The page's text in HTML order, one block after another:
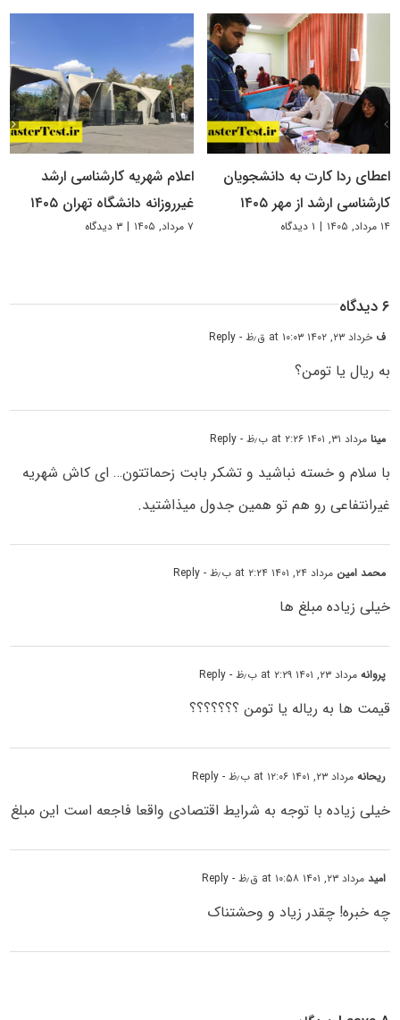
اعطای ردا کارت به دانشجویان
کارشناسی ارشد از مهر ۱۴۰۵
۱۴ مرداد, ۱۴۰۵ | ۱ دیدگاه
اعلام شهریه کارشناسی ارشد
غیرروزانه دانشگاه تهران ۱۴۰۵
۷ مرداد, ۱۴۰۵ | ۳ دیدگاه
۶ دیدگاه
ف خرداد ۲۳, ۱۴۰۲ at ۱۰:۰۳ ق٫ظ - Reply
به ریال یا تومن؟
مینامرداد ۳۱, ۱۴۰۱ at ۲:۲۶ ب٫ظ - Reply
با سلام و خسته نباشید و تشکر بابت زحماتتون… ای کاش شهریه
غیرانتفاعی رو هم تو همین جدول میذاشتید.
محمد امین مرداد ۲۴, ۱۴۰۱ at ۲:۲۴ ب٫ظ - Reply
خیلی زیاده مبلغ ها
پروانهمرداد ۲۳, ۱۴۰۱ at ۲:۲۹ ب٫ظ - Reply
قیمت ها به ریاله یا تومن ؟؟؟؟؟؟؟
ریحانهمرداد ۲۳, ۱۴۰۱ at ۱۲:۰۶ ب٫ظ - Reply
خیلی زیاده با توجه به شرایط اقتصادی واقعا فاجعه است این مبلغ
امیدمرداد ۲۳, ۱۴۰۱ at ۱۰:۵۸ ق٫ظ - Reply
چه خبره! چقدر زیاد و وحشتناک